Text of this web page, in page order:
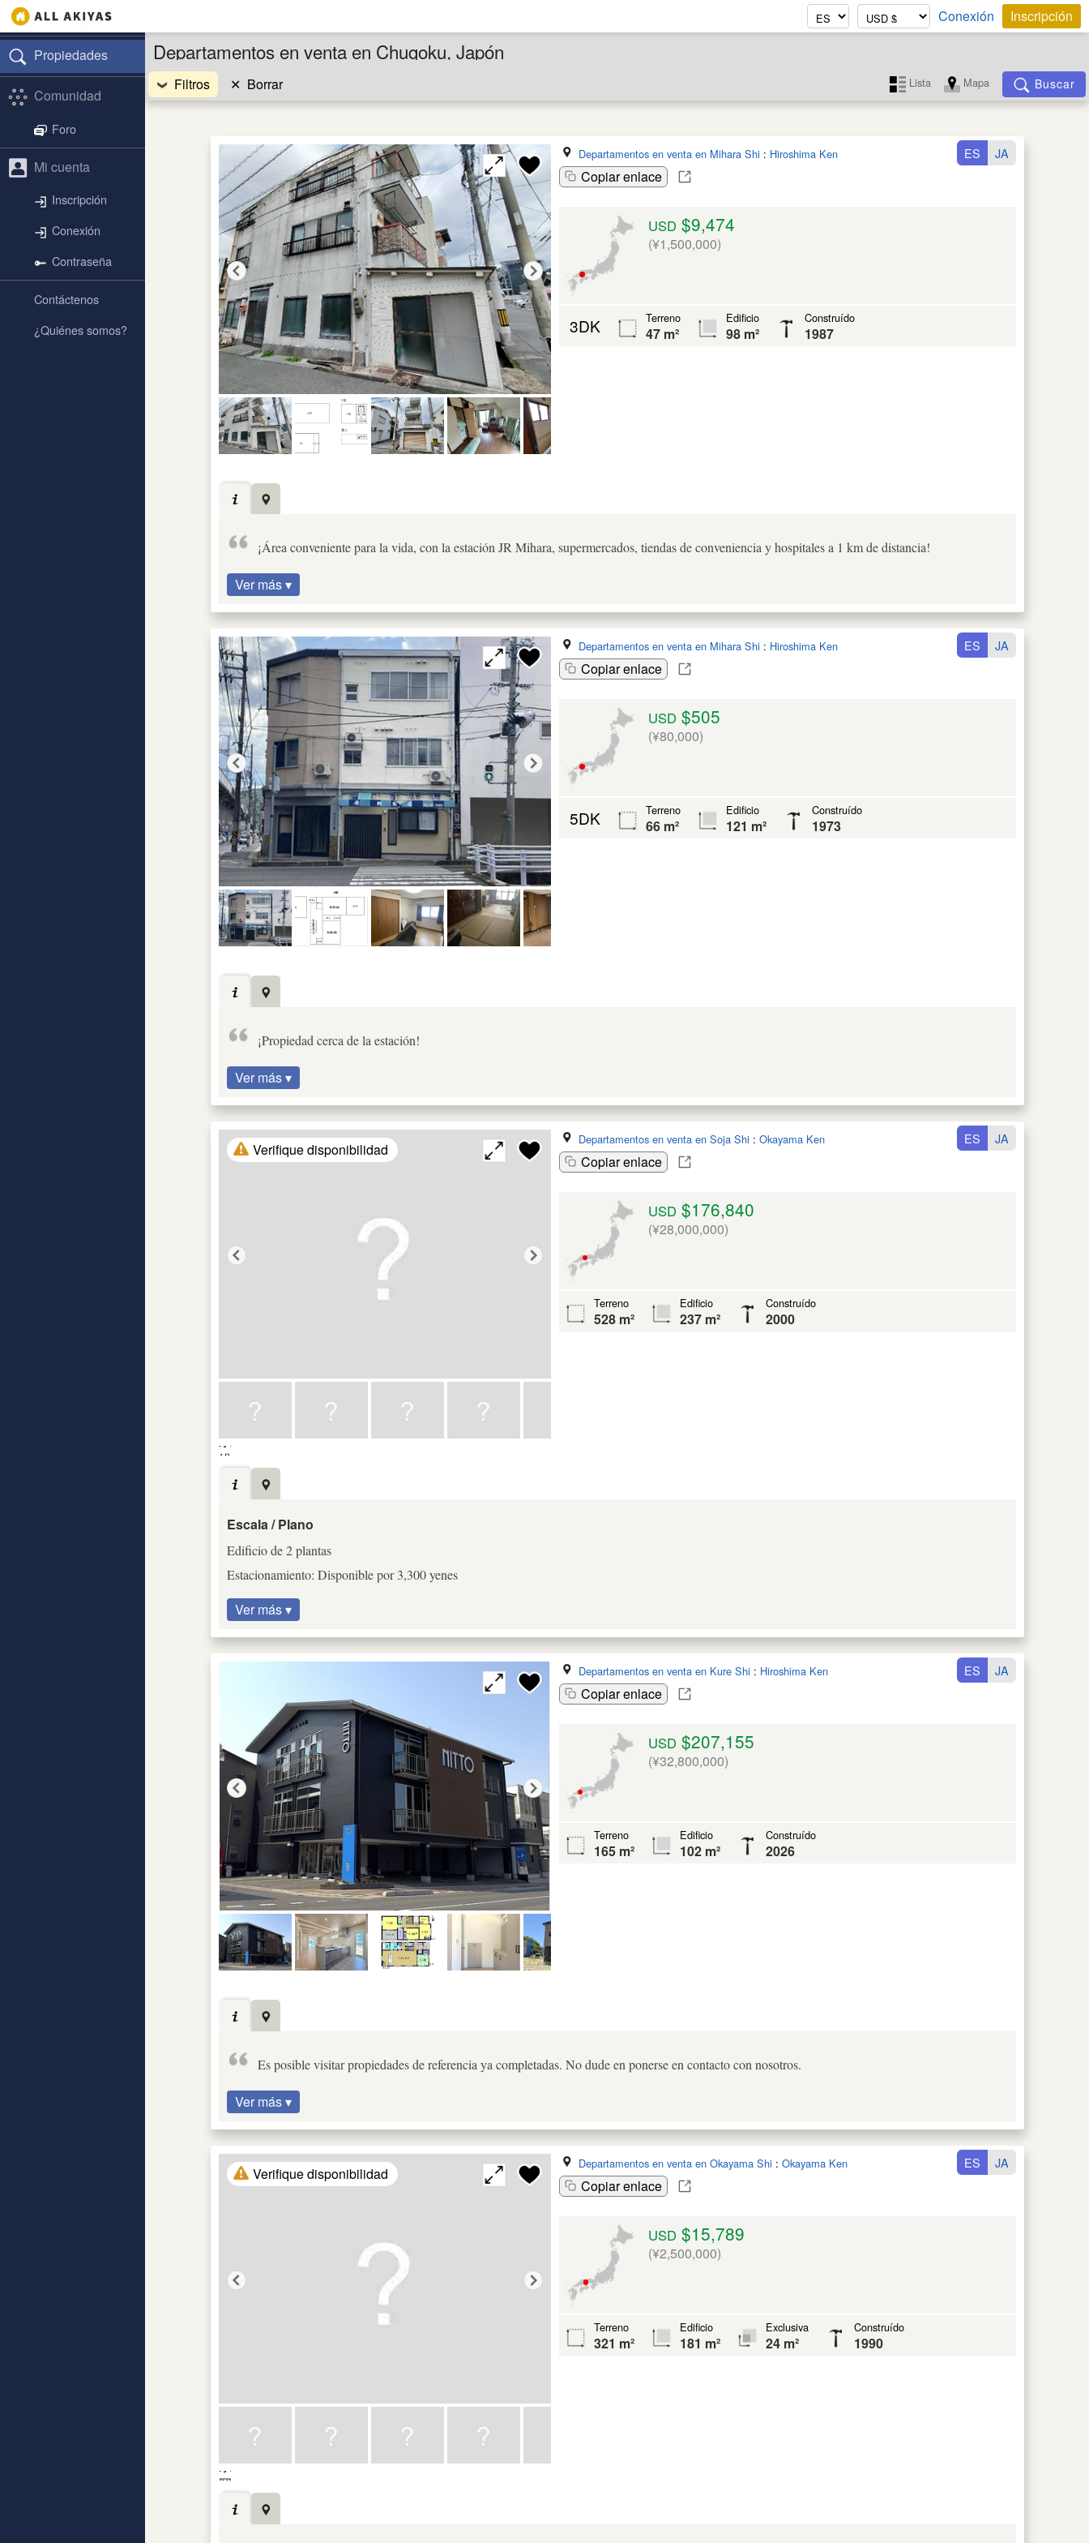
Conexión Inscripción
Propiedades
Comunidad
Foro
Mi cuenta
Inscripción
Conexión
Contraseña
Contáctenos
¿Quiénes somos?
Departamentos en venta en Chugoku, Japón
Filtros ✕ Borrar Lista Mapa Buscar
Departamentos en venta en Mihara Shi : Hiroshima Ken
Copiar enlace
ES JA
USD $9,474
(¥1,500,000)
3DK Terreno
47 m²
Edificio
98 m²
Construído
1987
¡Área conveniente para la vida, con la estación JR Mihara, supermercados, tiendas de conveniencia y hospitales a 1 km de distancia!
Ver más ▾
Departamentos en venta en Mihara Shi : Hiroshima Ken
Copiar enlace
ES JA
USD $505
(¥80,000)
5DK Terreno
66 m²
Edificio
121 m²
Construído
1973
¡Propiedad cerca de la estación!
Ver más ▾
Verifique disponibilidad
Departamentos en venta en Soja Shi : Okayama Ken
Copiar enlace
ES JA
USD $176,840
(¥28,000,000)
Terreno
528 m²
Edificio
237 m²
Construído
2000
Escala / Plano
Edificio de 2 plantas
Estacionamiento: Disponible por 3,300 yenes
Ver más ▾
Departamentos en venta en Kure Shi : Hiroshima Ken
Copiar enlace
ES JA
USD $207,155
(¥32,800,000)
Terreno
165 m²
Edificio
102 m²
Construído
2026
Es posible visitar propiedades de referencia ya completadas. No dude en ponerse en contacto con nosotros.
Ver más ▾
Verifique disponibilidad
Departamentos en venta en Okayama Shi : Okayama Ken
Copiar enlace
ES JA
USD $15,789
(¥2,500,000)
Terreno
321 m²
Edificio
181 m²
Exclusiva
24 m²
Construído
1990